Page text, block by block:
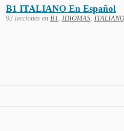
B1 ITALIANO En Español
93 lecciones en B1 IDIOMAS